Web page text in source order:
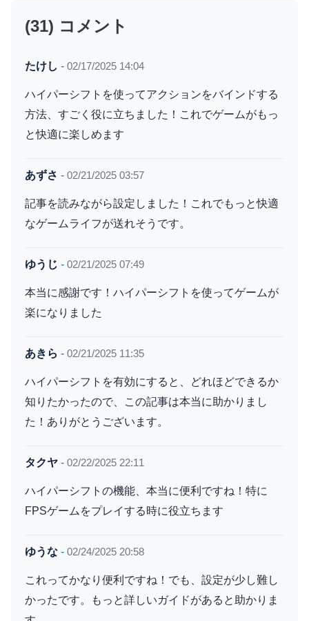
(31) コメント
たけし - 02/17/2025 14:04
ハイパーシフトを使ってアクションをバインドする
方法、すごく役に立ちました！これでゲームがもっ
と快適に楽しめます
あずさ - 02/21/2025 03:57
記事を読みながら設定しました！これでもっと快適
なゲームライフが送れそうです。
ゆうじ - 02/21/2025 07:49
本当に感謝です！ハイパーシフトを使ってゲームが
楽になりました
あきら - 02/21/2025 11:35
ハイパーシフトを有効にすると、どれほどできるか
知りたかったので、この記事は本当に助かりまし
た！ありがとうございます。
タクヤ - 02/22/2025 22:11
ハイパーシフトの機能、本当に便利ですね！特に
FPSゲームをプレイする時に役立ちます
ゆうな - 02/24/2025 20:58
これってかなり便利ですね！でも、設定が少し難し
かったです。もっと詳しいガイドがあると助かりま